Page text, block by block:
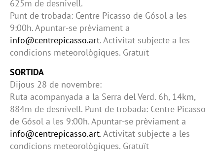
625m de desnivell.
Punt de trobada: Centre Picasso de Gósol a les
9:00h. Apuntar-se prèviament a
info@centrepicasso.art. Activitat subjecte a les
condicions meteorològiques. Gratuït
SORTIDA
Dijous 28 de novembre:
Ruta acompanyada a la Serra del Verd. 6h, 14km,
884m de desnivell. Punt de trobada: Centre Picasso
de Gósol a les 9:00h. Apuntar-se prèviament a
info@centrepicasso.art. Activitat subjecte a les
condicions meteorològiques. Gratuït